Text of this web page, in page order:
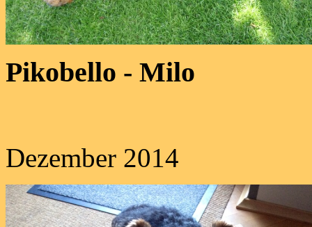
Pikobello - Milo
Dezember 2014